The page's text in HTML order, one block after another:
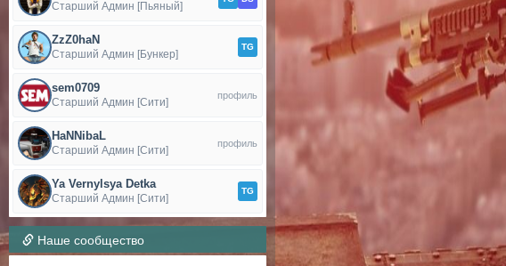
Старший Админ [Пьяный]
ZzZ0haN
Старший Админ [Бункер]
TG
sem0709
Старший Админ [Сити]
профиль
HaNNibaL
Старший Админ [Сити]
профиль
Ya Vernylsya Detka
Старший Админ [Сити]
TG
Наше сообщество